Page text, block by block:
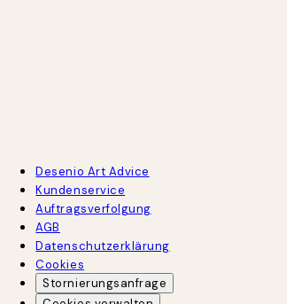
Desenio Art Advice
Kundenservice
Auftragsverfolgung
AGB
Datenschutzerklärung
Cookies
Stornierungsanfrage